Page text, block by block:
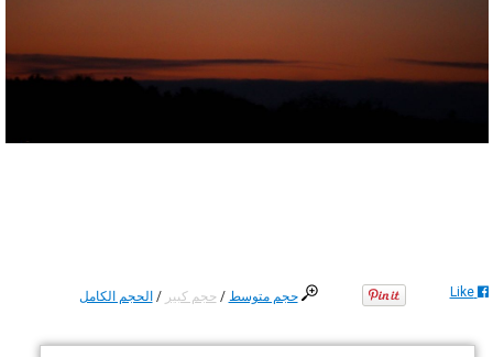
حجم متوسط / حجم كبير /الحجم الكامل Like